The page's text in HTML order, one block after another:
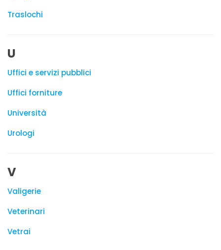
Traslochi
U
Uffici e servizi pubblici
Uffici forniture
Università
Urologi
V
Valigerie
Veterinari
Vetrai